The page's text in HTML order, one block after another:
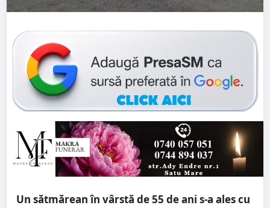
Un sătmărean în vârstă de 55 de ani s-a ales cu